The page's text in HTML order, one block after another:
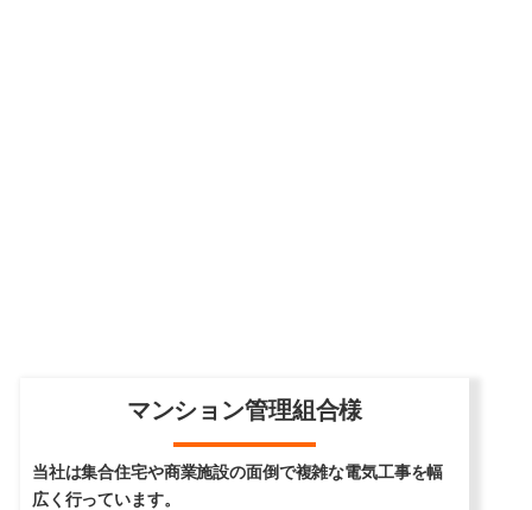
マンション管理組合様
当社は集合住宅や商業施設の面倒で複雑な電気工事を幅
広く行っています。